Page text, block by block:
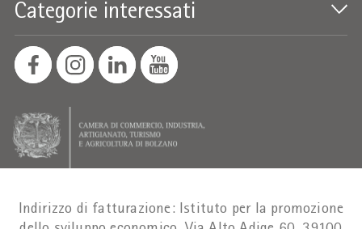
Categorie interessati
Indirizzo di fatturazione: Istituto per la promozione